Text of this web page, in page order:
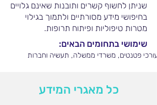
שניתן לחשוף קשרים ותובנות שאינם גלויים
בחיפושי מידע מסורתיים ולתמוך בגילוי
מטרות טיפוליות ופיתוח תרופות.
שימושי בתחומים הבאים:
עורכי פטנטים, משרדי ממשלה, תעשיה וחברות
כל מאגרי המידע